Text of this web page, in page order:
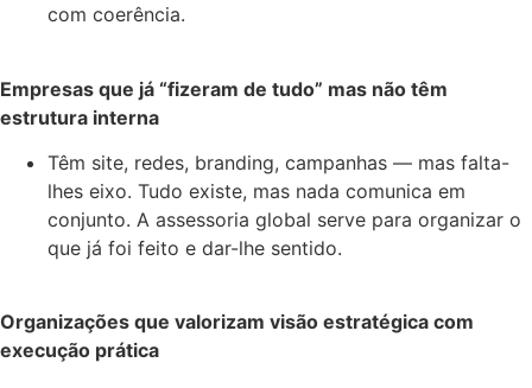
com coerência.
Empresas que já “fizeram de tudo” mas não têm
estrutura interna
Têm site, redes, branding, campanhas — mas falta-
lhes eixo. Tudo existe, mas nada comunica em
conjunto. A assessoria global serve para organizar o
que já foi feito e dar-lhe sentido.
Organizações que valorizam visão estratégica com
execução prática